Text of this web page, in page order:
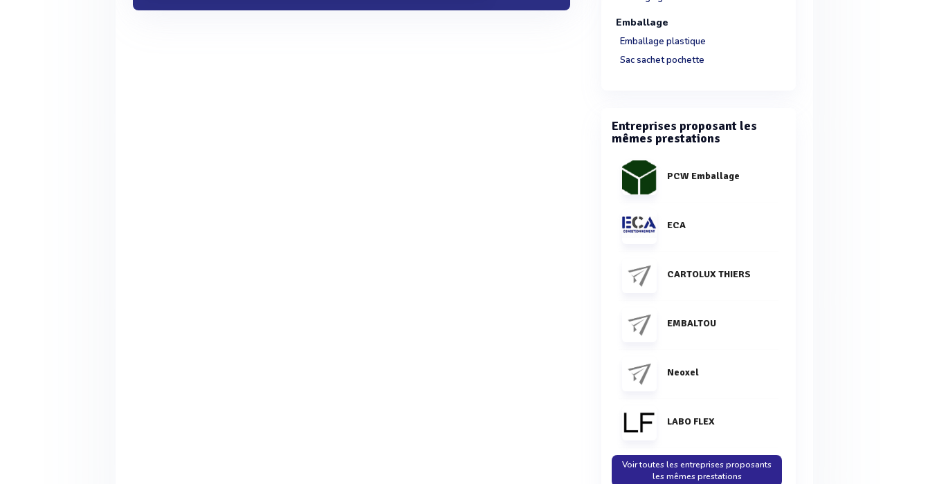
Emballage
Emballage plastique
Sac sachet pochette
Entreprises proposant les
mêmes prestations
PCW Emballage
ECA
CARTOLUX THIERS
EMBALTOU
Neoxel
LABO FLEX
Voir toutes les entreprises proposants
les mêmes prestations